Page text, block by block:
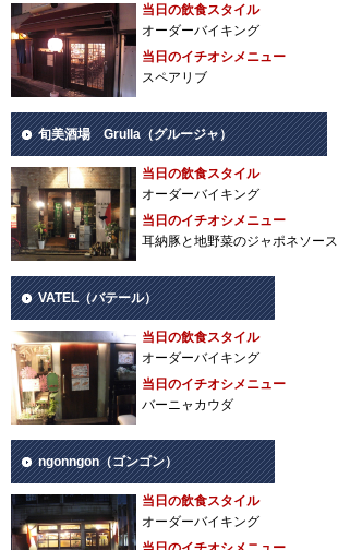
当日の飲食スタイル
オーダーバイキング
当日のイチオシメニュー
スペアリブ
旬美酒場 Grulla（グルージャ）
当日の飲食スタイル
オーダーバイキング
当日のイチオシメニュー
耳納豚と地野菜のジャポネソース
VATEL（バテール）
当日の飲食スタイル
オーダーバイキング
当日のイチオシメニュー
バーニャカウダ
ngonngon（ゴンゴン）
当日の飲食スタイル
オーダーバイキング